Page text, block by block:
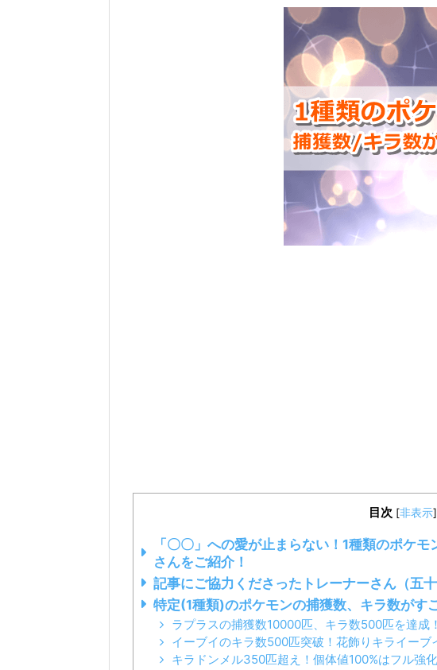
目次 [非表示]
「〇〇」への愛が止まらない！1種類のポケ
さんをご紹介！
記事にご協力くださったトレーナーさん（五十
特定(1種類)のポケモンの捕獲数、キラ数がす
ラプラスの捕獲数10000匹、キラ数500匹を達成
イーブイのキラ数500匹突破！花飾りキライーブ
キラドンメル350匹超え！個体値100%はフル強